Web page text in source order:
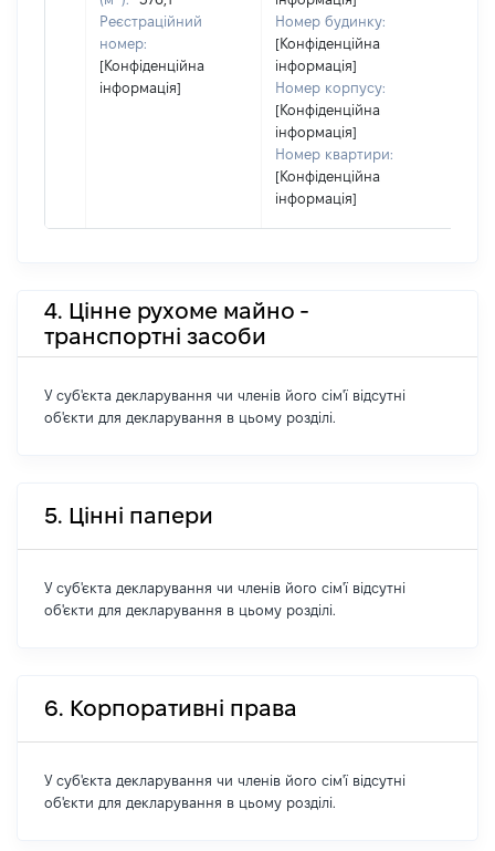
Реєстраційний
номер:
[Конфіденційна
інформація]
Номер будинку:
[Конфіденційна
інформація]
Номер корпусу:
[Конфіденційна
інформація]
Номер квартири:
[Конфіденційна
інформація]
4. Цінне рухоме майно -
транспортні засоби
У суб'єкта декларування чи членів його сім'ї відсутні
об'єкти для декларування в цьому розділі.
5. Цінні папери
У суб'єкта декларування чи членів його сім'ї відсутні
об'єкти для декларування в цьому розділі.
6. Корпоративні права
У суб'єкта декларування чи членів його сім'ї відсутні
об'єкти для декларування в цьому розділі.